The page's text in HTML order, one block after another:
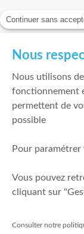
Continuer sans
Nous
Nous utilisons
fonctionnement
permettent de
possible
Pour paramétrer
Vous pouvez
cliquant sur
Consulter notre